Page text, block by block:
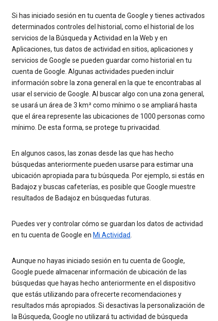
Si has iniciado sesión en tu cuenta de Google y tienes activados
determinados controles del historial, como el historial de los
servicios de la Búsqueda y Actividad en la Web y en
Aplicaciones, tus datos de actividad en sitios, aplicaciones y
servicios de Google se pueden guardar como historial en tu
cuenta de Google. Algunas actividades pueden incluir
información sobre la zona general en la que te encontrabas al
usar el servicio de Google. Al buscar algo con una zona general,
se usará un área de 3 km² como mínimo o se ampliará hasta
que el área represente las ubicaciones de 1000 personas como
mínimo. De esta forma, se protege tu privacidad.
En algunos casos, las zonas desde las que has hecho
búsquedas anteriormente pueden usarse para estimar una
ubicación apropiada para tu búsqueda. Por ejemplo, si estás en
Badajoz y buscas cafeterías, es posible que Google muestre
resultados de Badajoz en búsquedas futuras.
Puedes ver y controlar cómo se guardan los datos de actividad
en tu cuenta de Google en Mi Actividad
Aunque no hayas iniciado sesión en tu cuenta de Google,
Google puede almacenar información de ubicación de las
búsquedas que hayas hecho anteriormente en el dispositivo
que estás utilizando para ofrecerte recomendaciones y
resultados más apropiados. Si desactivas la personalización de
la Búsqueda, Google no utilizará tu actividad de búsqueda